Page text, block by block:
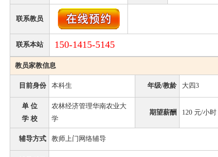
联系教员
联系本站 150-1415-5145
教员家教信息
目前身份 本科生 年级/教龄 大四3
单 位
学 校
农林经济管理华南农业大
学
期望薪酬 120 元/小时
辅导方式 教师上门网络辅导